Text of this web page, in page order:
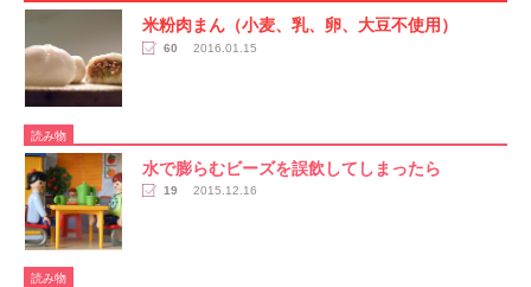
米粉肉まん（小麦、乳、卵、大豆不使用）
60 2016.01.15
読み物
水で膨らむビーズを誤飲してしまったら
19 2015.12.16
読み物